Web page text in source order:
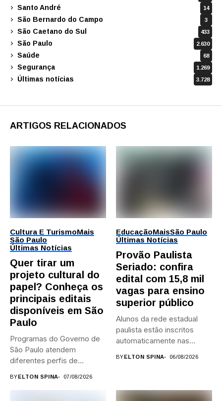
Santo André 14
São Bernardo do Campo 3
São Caetano do Sul 433
São Paulo 2.630
Saúde 68
Segurança 1.269
Últimas notícias 3.728
ARTIGOS RELACIONADOS
Cultura E TurismoMais
São Paulo
Últimas Notícias
Quer tirar um
projeto cultural do
papel? Conheça os
principais editais
disponíveis em São
Paulo
Programas do Governo de
São Paulo atendem
diferentes perfis de
BYELTON SPINA 07/08/2026
EducaçãoMaisSão Paulo
Últimas Notícias
Provão Paulista
Seriado: confira
edital com 15,8 mil
vagas para ensino
superior público
Alunos da rede estadual
paulista estão inscritos
automaticamente nas
BYELTON SPINA 06/08/2026